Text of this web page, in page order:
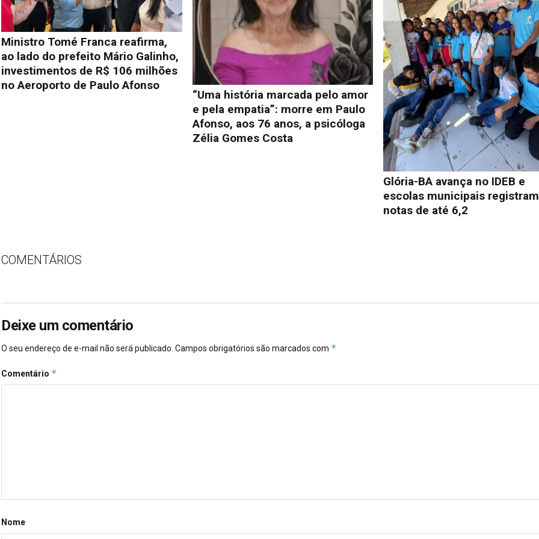
Ministro Tomé Franca reafirma,
ao lado do prefeito Mário Galinho,
investimentos de R$ 106 milhões
no Aeroporto de Paulo Afonso
“Uma história marcada pelo amor
e pela empatia”: morre em Paulo
Afonso, aos 76 anos, a psicóloga
Zélia Gomes Costa
Glória-BA avança no IDEB e
escolas municipais registram
notas de até 6,2
COMENTÁRIOS
Deixe um comentário
O seu endereço de e-mail não será publicado. Campos obrigatórios são marcados com *
Comentário *
Nome